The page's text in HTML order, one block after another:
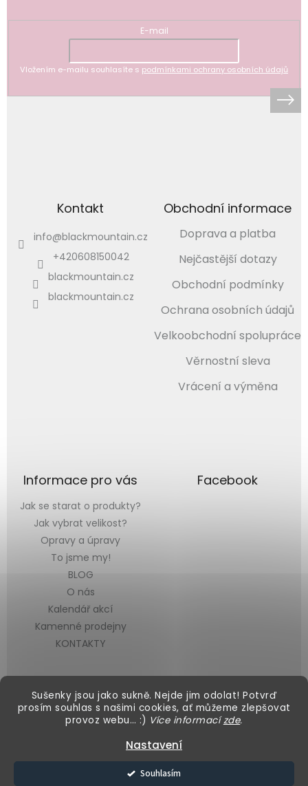
Sušenky jsou jako sukně. Nejde jim odolat! Potvrď
prosím souhlas s našimi cookies, ať můžeme zlepšovat
provoz webu… :) Více informacízde.
Nastavení
Souhlasím
E-mail
Vložením e-mailu souhlasíte s podmínkami ochrany osobních údajů
Kontakt
info@blackmountain.cz
+420608150042
blackmountain.cz
blackmountain.cz
Obchodní informace
Doprava a platba
Nejčastější dotazy
Obchodní podmínky
Ochrana osobních údajů
Velkoobchodní spolupráce
Věrnostní sleva
Vrácení a výměna
Informace pro vás
Jak se starat o produkty?
Jak vybrat velikost?
Opravy a úpravy
To jsme my!
BLOG
O nás
Kalendář akcí
Kamenné prodejny
KONTAKTY
Facebook
Vytvořil Shoptet &
Copyright 2026Black Mountain. Všechna práva vyhrazena.
Upravit nastavení cookies